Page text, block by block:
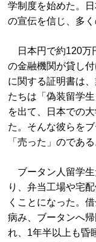
学制度を始めた。
の宣伝を信じ、多
日本円で約120万
の金融機関が貸し
に関する証明書は
たちは「偽装留学
を出て、日本での
た。そんな彼らを
「売った」のである
ブータン人留学生
り、弁当工場や宅
くことになった。
病み、ブータンへ
れ、1年半以上も昏